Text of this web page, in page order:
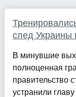
след Украины
В минувшие
полноценная
правительство
устранили